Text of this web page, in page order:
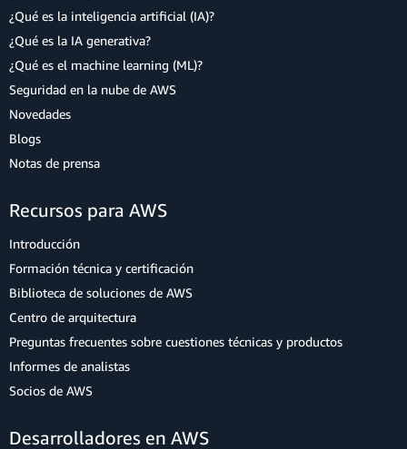
¿Qué es la inteligencia artificial (IA)?
¿Qué es la IA generativa?
¿Qué es el machine learning (ML)?
Seguridad en la nube de AWS
Novedades
Blogs
Notas de prensa
Recursos para AWS
Introducción
Formación técnica y certificación
Biblioteca de soluciones de AWS
Centro de arquitectura
Preguntas frecuentes sobre cuestiones técnicas y productos
Informes de analistas
Socios de AWS
Desarrolladores en AWS